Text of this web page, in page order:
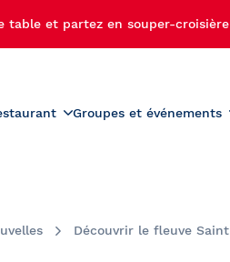
table et partez en souper-
Carte des boissons
Groupes et événements
Découvrir le fleuve